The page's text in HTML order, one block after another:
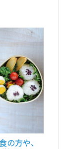
の方や、